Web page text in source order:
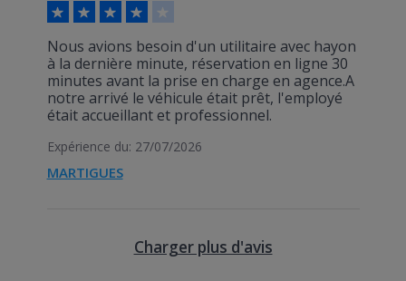
Nous avions besoin d'un utilitaire avec hayon
à la dernière minute, réservation en ligne 30
minutes avant la prise en charge en agence.A
notre arrivé le véhicule était prêt, l'employé
était accueillant et professionnel.
Expérience du: 27/07/2026
MARTIGUES
Charger plus d'avis